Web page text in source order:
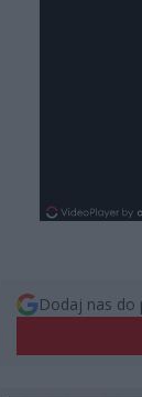
Dodaj nas do